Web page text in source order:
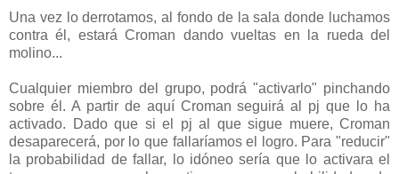
Una vez lo derrotamos, al fondo de la sala donde luchamos
contra él, estará Croman dando vueltas en la rueda del
molino...
Cualquier miembro del grupo, podrá "activarlo" pinchando
sobre él. A partir de aquí Croman seguirá al pj que lo ha
activado. Dado que si el pj al que sigue muere, Croman
desaparecerá, por lo que fallaríamos el logro. Para "reducir"
la probabilidad de fallar, lo idóneo sería que lo activara el